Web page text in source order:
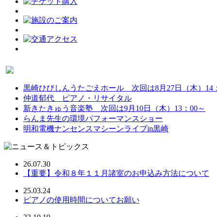
黒崎ひびしんうたごえホール 次回は8月27日（木）14
仲道郁代 ピアノ・リサイタル
新きたきゅう音楽塾 次回は9月10日（木）13：00～
らんま先生の環境パフォーマンスショー
明和電機ナンセンスマシーンライブin黒崎
26.07.30
【重要】令和８年１１月諸室のお申込み方法について
25.03.24
ピアノの使用時間についてお願い